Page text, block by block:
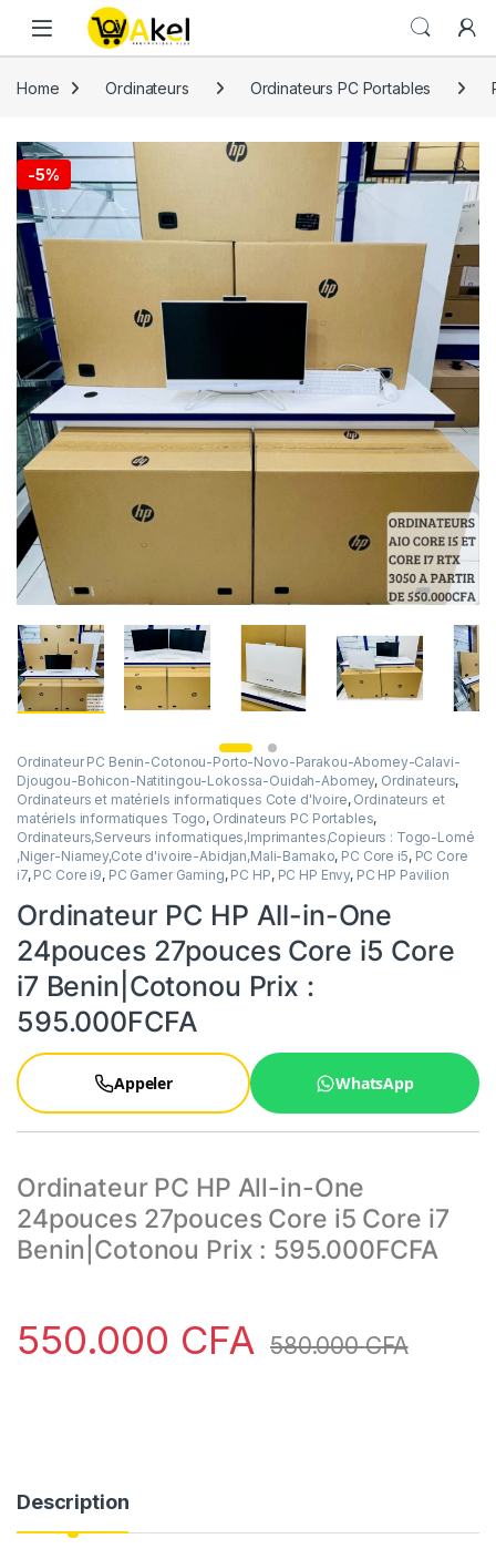
Skip to navigation
Skip to content
Home Ordinateurs Ordinateurs PC Portables
-5% 🔍
Ordinateur PC Benin-Cotonou-Porto-Novo-Parakou-Abomey-Calavi-
Djougou-Bohicon-Natitingou-Lokossa-Ouidah-Abomey, Ordinateurs,
Ordinateurs et matériels informatiques Cote d'Ivoire, Ordinateurs et
matériels informatiques Togo, Ordinateurs PC Portables,
Ordinateurs,Serveurs informatiques,Imprimantes,Copieurs : Togo-Lomé
,Niger-Niamey,Cote d'ivoire-Abidjan,Mali-Bamako, PC Core i5, PC Core
i7, PC Core i9, PC Gamer Gaming, PC HP, PC HP Envy, PC HP Pavilion
Ordinateur PC HP All-in-One
24pouces 27pouces Core i5 Core
i7 Benin|Cotonou Prix :
595.000FCFA
Appeler WhatsApp
Ordinateur PC HP All-in-One
24pouces 27pouces Core i5 Core i7
Benin|Cotonou Prix : 595.000FCFA
550.000 CFA 580.000CFA
Description